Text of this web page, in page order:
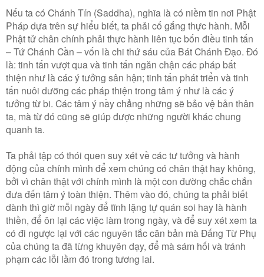
Nếu ta có Chánh Tín (Saddha), nghĩa là có niềm tin nơi Phật
Pháp dựa trên sự hiểu biết, ta phải cố gắng thực hành. Mỗi
Phật tử chân chính phải thực hành liên tục bốn điều tinh tấn
– Tứ Chánh Cần – vốn là chi thứ sáu của Bát Chánh Ðạo. Ðó
là: tinh tấn vượt qua và tinh tấn ngăn chận các pháp bất
thiện như là các ý tưởng sân hận; tinh tấn phát triển và tinh
tấn nuôi dưỡng các pháp thiện trong tâm ý như là các ý
tưởng từ bi. Các tâm ý nầy chẳng những sẽ bảo vệ bản thân
ta, mà từ đó cũng sẽ giúp được những người khác chung
quanh ta.
Ta phải tập có thói quen suy xét về các tư tưởng và hành
động của chính mình để xem chúng có chân thật hay không,
bởi vì chân thật với chính mình là một con đường chắc chắn
đưa đến tâm ý toàn thiện. Thêm vào đó, chúng ta phải biết
dành thì giờ mỗi ngày để tĩnh lặng tự quán soi hay là hành
thiền, để ôn lại các việc làm trong ngày, và để suy xét xem ta
có đi ngược lại với các nguyên tắc căn bản mà Ðấng Từ Phụ
của chúng ta đã từng khuyên dạy, để mà sám hối và tránh
phạm các lỗi lầm đó trong tương lai.